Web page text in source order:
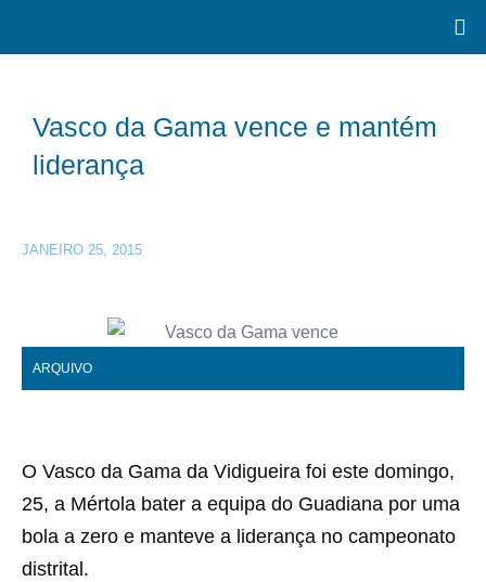
Vasco da Gama vence e mantém
liderança
JANEIRO 25, 2015
ARQUIVO
O Vasco da Gama da Vidigueira foi este domingo,
25, a Mértola bater a equipa do Guadiana por uma
bola a zero e manteve a liderança no campeonato
distrital.